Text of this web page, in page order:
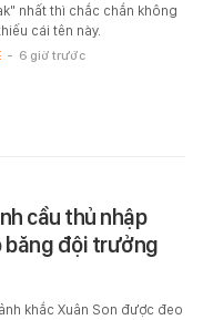
nhất thì chắc chắn không
cái tên này.
- 6 giờ trước
cầu thủ nhập
băng đội trưởng
khắc Xuân Son được đeo